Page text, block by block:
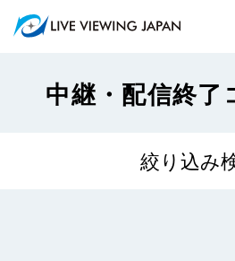
中継・配信終了
絞り込み